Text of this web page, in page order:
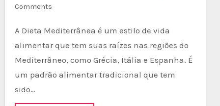
Comments
A Dieta Mediterrânea é um estilo de vida
alimentar que tem suas raízes nas regiões do
Mediterrâneo, como Grécia, Itália e Espanha. É
um padrão alimentar tradicional que tem
sido…